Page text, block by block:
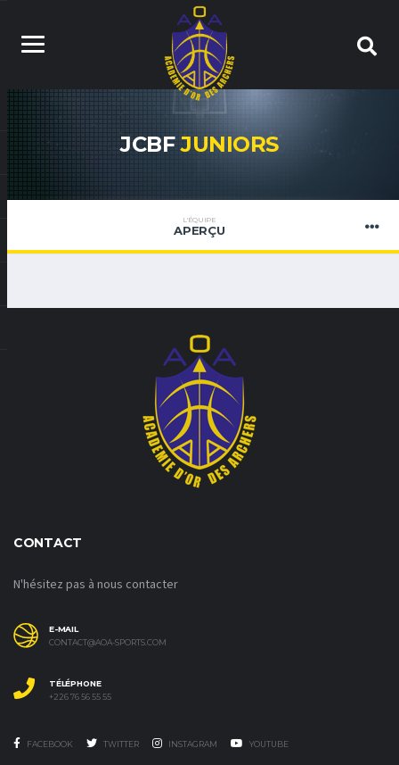
JCBFJUNIORS
L'ÉQUIPE
APERÇU
CONTACT
N'hésitez pas à nous contacter
E-MAIL
CONTACT@AOA-SPORTS.COM
TÉLÉPHONE
+226 76 56 55 55
FACEBOOK TWITTER INSTAGRAM YOUTUBE